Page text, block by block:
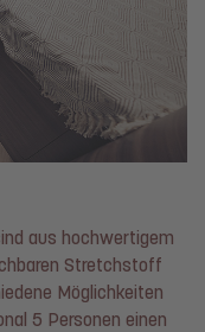
aus hochwertigem
Stretchstoff
Möglichkeiten
5 Personen einen